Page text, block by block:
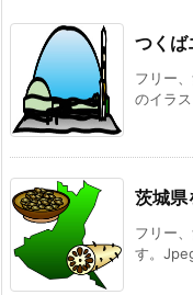
つくば
フリー
のイラ
茨城県
フリー
す。